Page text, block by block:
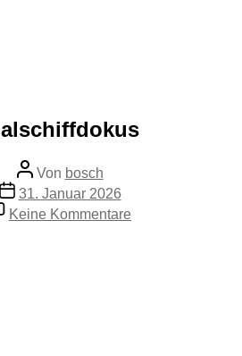
Beitragsautor
Von bosch
Veröffentlichungsdatum
31. Januar 2026
Keine Kommentare